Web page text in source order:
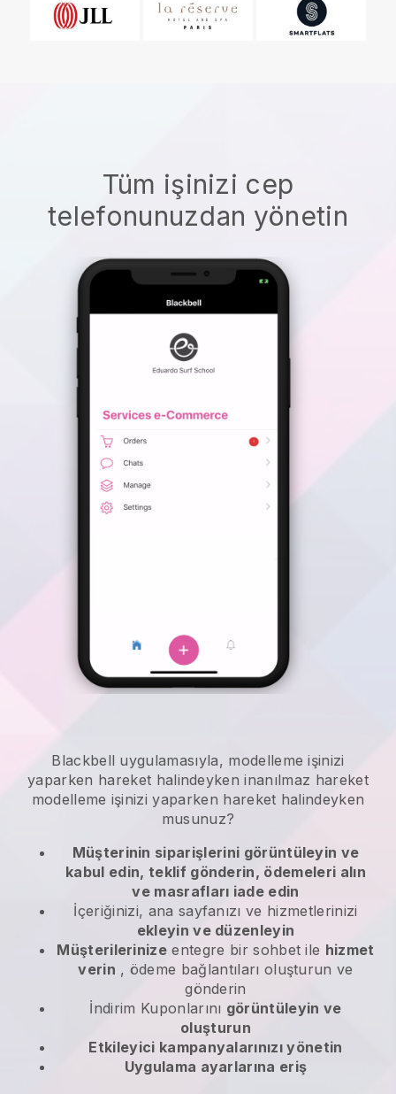
Tüm işinizi cep
telefonunuzdan yönetin
Blackbell uygulamasıyla, modelleme işinizi
yaparken hareket halindeyken inanılmaz hareket
modelleme işinizi yaparken hareket halindeyken
musunuz?
Müşterinin siparişlerini görüntüleyin ve
kabul edin, teklif gönderin, ödemeleri alın
ve masrafları iade edin
İçeriğinizi, ana sayfanızı ve hizmetlerinizi
ekleyin ve düzenleyin
Müşterilerinize entegre bir sohbet ile hizmet
verin , ödeme bağlantıları oluşturun ve
gönderin
İndirim Kuponlarını görüntüleyin ve
oluşturun
Etkileyici kampanyalarınızı yönetin
Uygulama ayarlarına eriş